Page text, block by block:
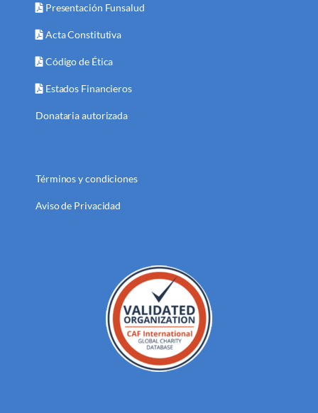
Presentación Funsalud
Acta Constitutiva
Código de Ética
Estados Financieros
Donataria autorizada
Términos y condiciones
Aviso de Privacidad